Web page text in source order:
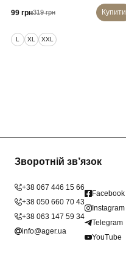
99 грн319 грн Купити
L XL XXL
Зворотній зв’язок
+38 067 446 15 66
+38 050 660 70 43
+38 063 147 59 34
info@ager.ua
Facebook
Instagram
Telegram
YouTube